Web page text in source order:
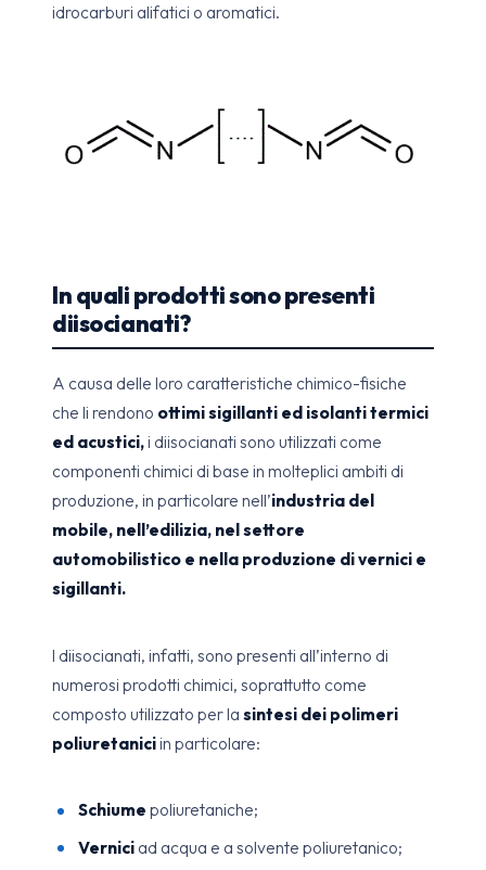
idrocarburi alifatici o aromatici.
In quali prodotti sono presenti
diisocianati?
A causa delle loro caratteristiche chimico-fisiche
che li rendono ottimi sigillanti ed isolanti termici
ed acustici,i diisocianati sono utilizzati come
componenti chimici di base in molteplici ambiti di
produzione, in particolare nell’industria del
mobile, nell’edilizia, nel settore
automobilistico e nella produzione di vernici e
sigillanti.
I diisocianati, infatti, sono presenti all’interno di
numerosi prodotti chimici, soprattutto come
composto utilizzato per la sintesi dei polimeri
poliuretaniciin particolare:
Schiume poliuretaniche;
Vernici ad acqua e a solvente poliuretanico;